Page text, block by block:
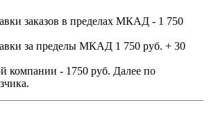
заказов в пределах МКАД - 1 750
за пределы МКАД 1 750 руб. + 30
компании - 1750 руб. Далее по